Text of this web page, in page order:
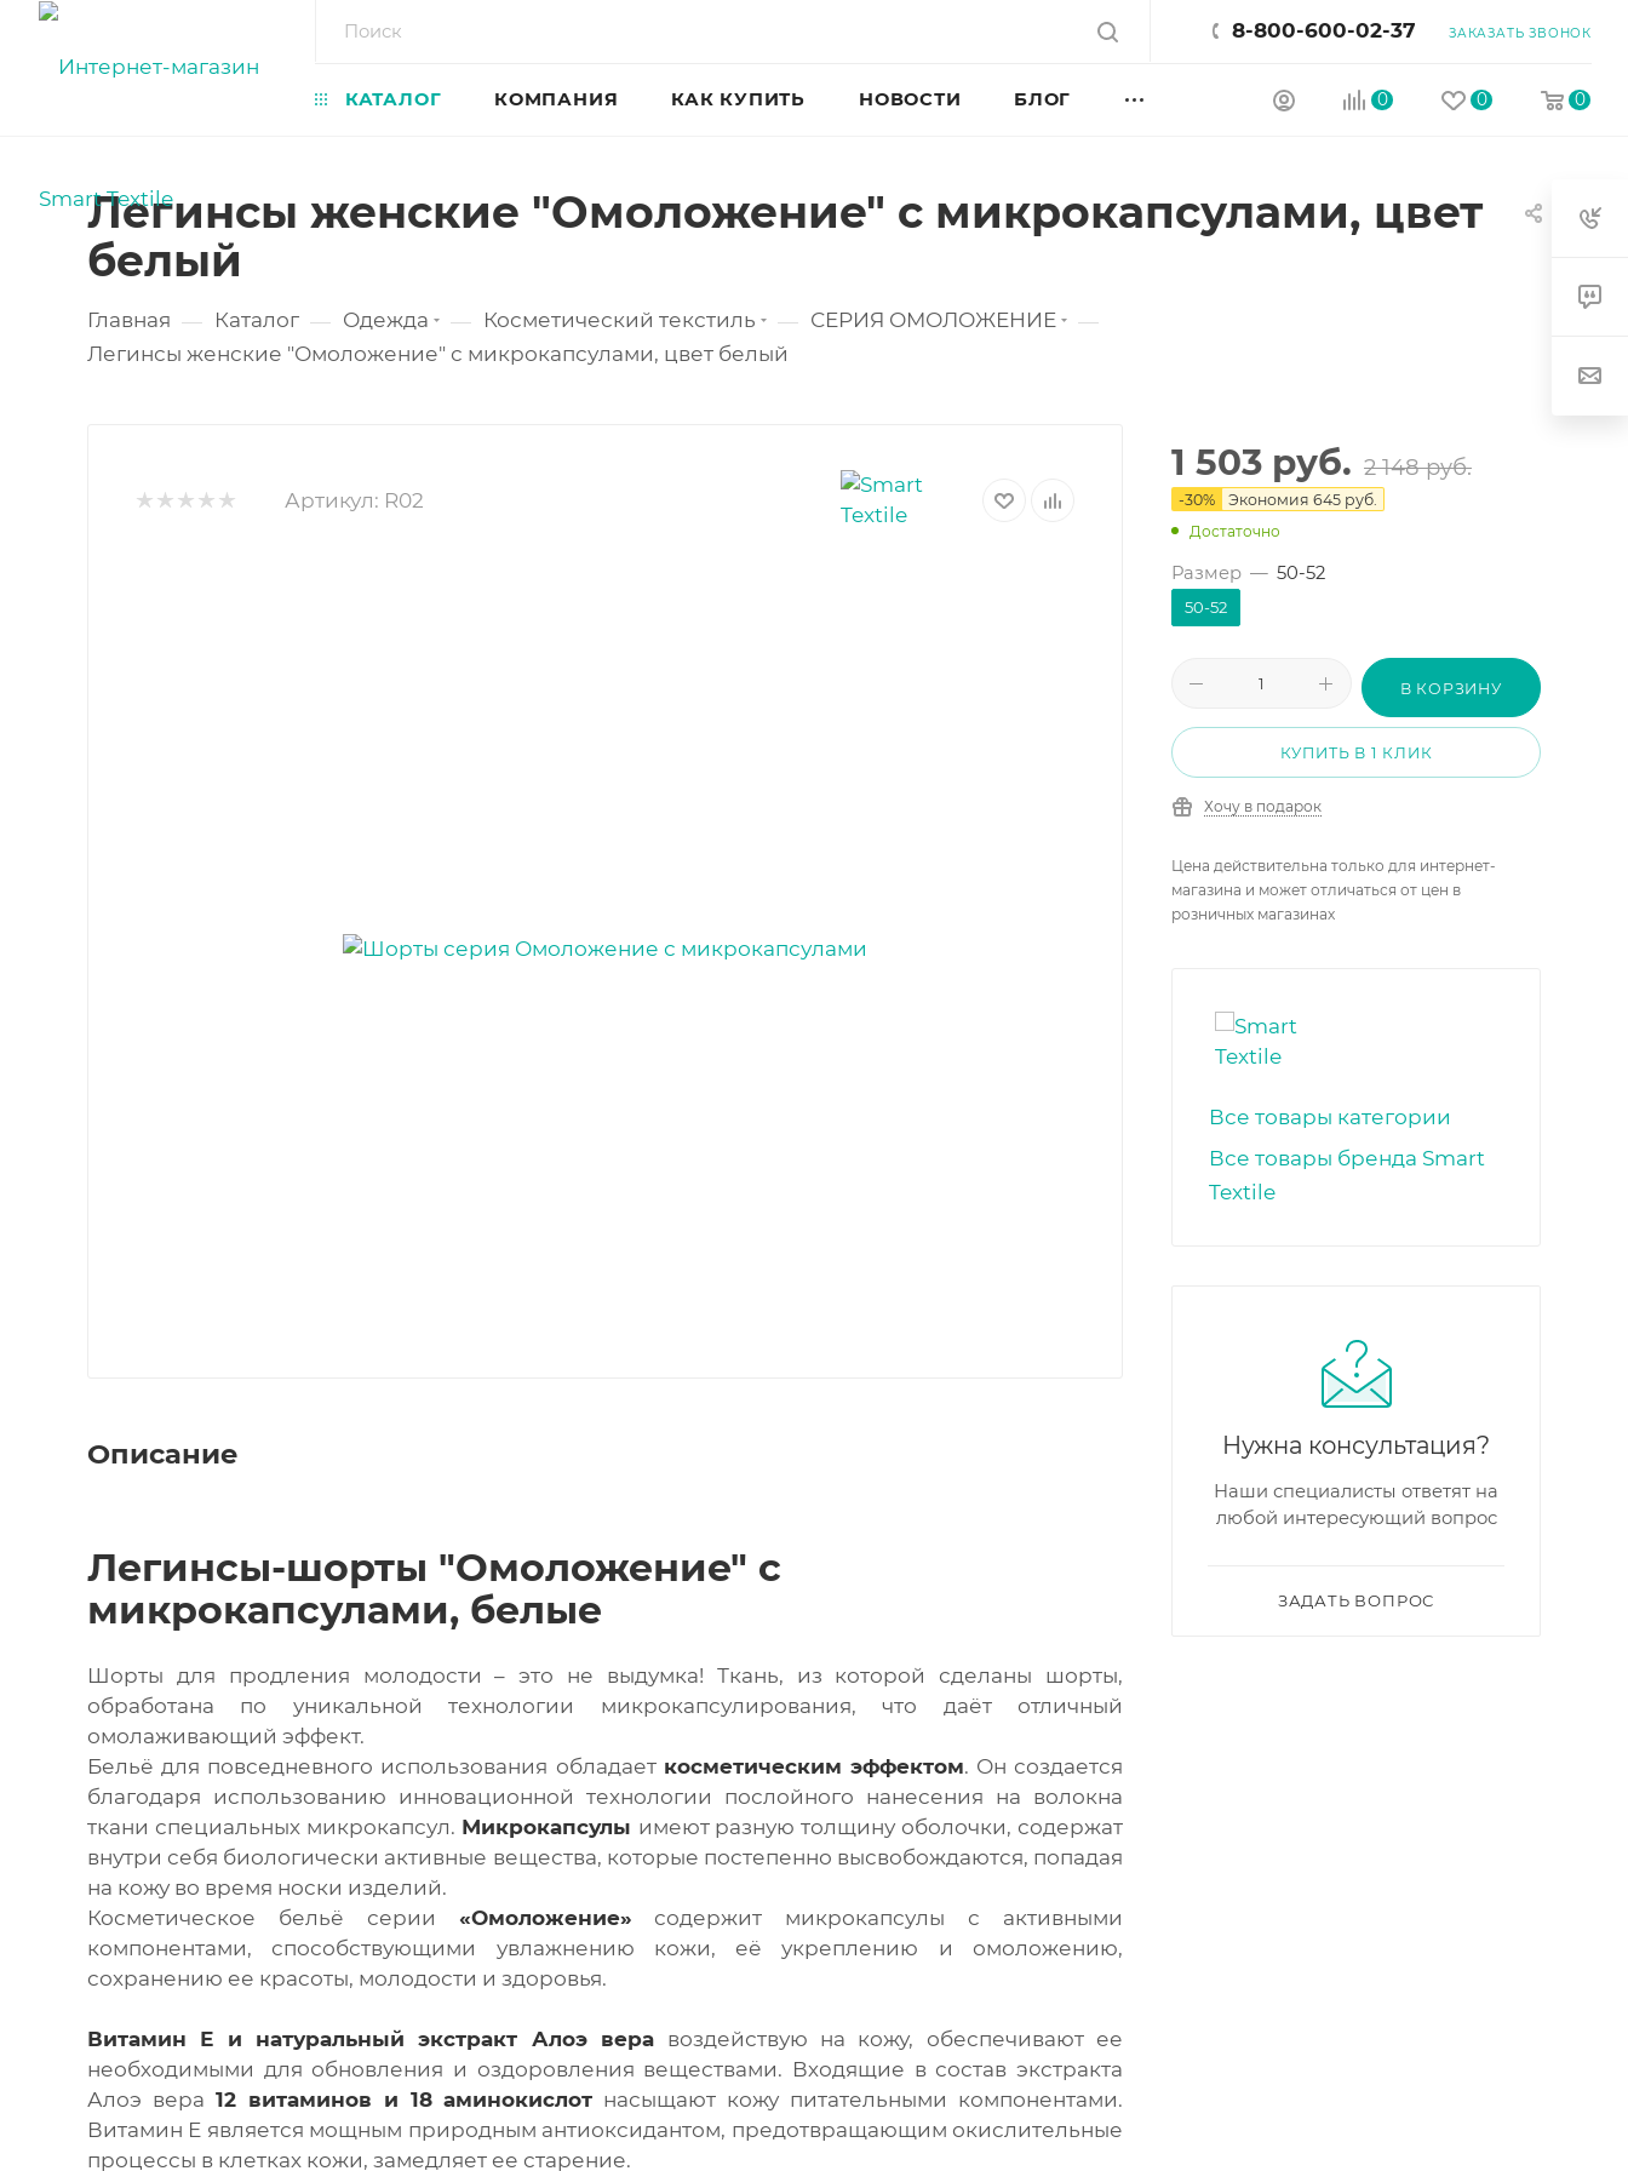
8-800-600-02-37 ЗАКАЗАТЬ ЗВОНОК
0 0 0
КАТАЛОГ КОМПАНИЯ КАК КУПИТЬ НОВОСТИ БЛОГ
Легинсы женские "Омоложение" с микрокапсулами, цвет
белый
Главная — Каталог — Одежда — Косметический текстиль — СЕРИЯ ОМОЛОЖЕНИЕ
—
Легинсы женские "Омоложение" с микрокапсулами, цвет белый
Артикул: R02
Описание
Легинсы-шорты "Омоложение" с
микрокапсулами, белые
Шорты для продления молодости – это не выдумка! Ткань, из которой сделаны шорты,
обработана по уникальной технологии микрокапсулирования, что даёт отличный
омолаживающий эффект.
Бельё для повседневного использования обладает косметическим эффектом. Он создается
благодаря использованию инновационной технологии послойного нанесения на волокна
ткани специальных микрокапсул. Микрокапсулы имеют разную толщину оболочки, содержат
внутри себя биологически активные вещества, которые постепенно высвобождаются, попадая
на кожу во время носки изделий.
Косметическое бельё серии «Омоложение» содержит микрокапсулы с активными
компонентами, способствующими увлажнению кожи, её укреплению и омоложению,
сохранению ее красоты, молодости и здоровья.
Витамин Е и натуральный экстракт Алоэ вера воздействую на кожу, обеспечивают ее
необходимыми для обновления и оздоровления веществами. Входящие в состав экстракта
Алоэ вера 12 витаминов и 18 аминокислот насыщают кожу питательными компонентами.
Витамин Е является мощным природным антиоксидантом, предотвращающим окислительные
процессы в клетках кожи, замедляет ее старение.
1 503 руб. 2 148руб.
-30% Экономия 645 руб.
Достаточно
Размер — 50-52
50-52
В КОРЗИНУ
КУПИТЬ В 1 КЛИК
Хочу в подарок
Цена действительна только для интернет-
магазина и может отличаться от цен в
розничных магазинах
Все товары категории
Все товары бренда Smart
Textile
Нужна консультация?
Наши специалисты ответят на
любой интересующий вопрос
ЗАДАТЬ ВОПРОС